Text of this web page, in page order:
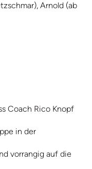
Arnold (ab
Coach Rico Knopf
in der
vorrangig auf die